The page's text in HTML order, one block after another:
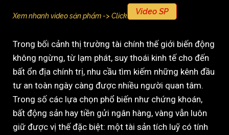
Xem nhanh video sản phẩm -> Click Video SP
Trong bối cảnh thị trường tài chính thế giới biến động
không ngừng, từ lạm phát, suy thoái kinh tế cho đến
bất ổn địa chính trị, nhu cầu tìm kiếm những kênh đầu
tư an toàn ngày càng được nhiều người quan tâm.
Trong số các lựa chọn phổ biến như chứng khoán,
bất động sản hay tiền gửi ngân hàng, vàng vẫn luôn
giữ được vị thế đặc biệt: một tài sản tích luỹ có tính